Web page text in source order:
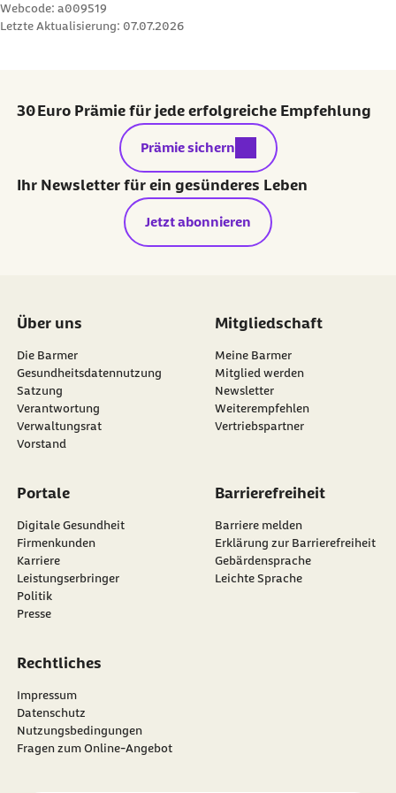
Webcode: a009519
Letzte Aktualisierung: 07.07.2026
30 Euro Prämie für jede erfolgreiche Empfehlung
externer Link:
Prämie sichern
Ihr Newsletter für ein gesünderes Leben
Jetzt abonnieren
Über uns
Die Barmer
Gesundheitsdatennutzung
Satzung
Verantwortung
Verwaltungsrat
Vorstand
Mitgliedschaft
Meine Barmer
Mitglied werden
Newsletter
externer Link:
Weiterempfehlen
Vertriebspartner
Portale
Digitale Gesundheit
Firmenkunden
Karriere
Leistungserbringer
Politik
Presse
Barrierefreiheit
Barriere melden
Erklärung zur Barrierefreiheit
Gebärdensprache
Leichte Sprache
Rechtliches
Impressum
Datenschutz
Nutzungsbedingungen
Fragen zum Online-Angebot